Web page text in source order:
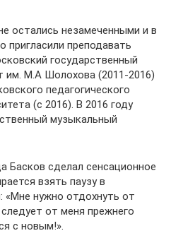
остались незамеченными и в
пригласили преподавать
государственный
им. М.А Шолохова (2011-2016)
педагогического
(с 2016). В 2016 году
музыкальный
Басков сделал сенсационное
взять паузу в
«Мне нужно отдохнуть от
от меня прежнего
с новым!».